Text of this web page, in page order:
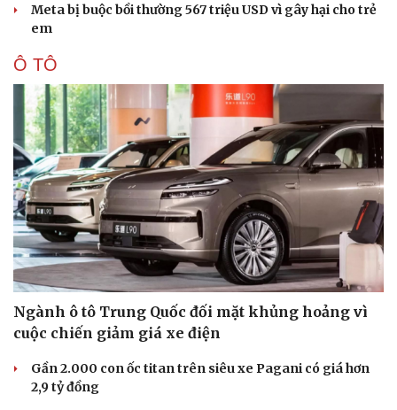
Văn hóa
Sân khấu - Điện ảnh
Văn học
Âm nhạc
Di sản
Giải trí
Nghệ sĩ
Sao Việt
Meta bị buộc bồi thường 567 triệu USD vì gây hại cho trẻ
em
Ô TÔ
Ngành ô tô Trung Quốc đối mặt khủng hoảng vì
cuộc chiến giảm giá xe điện
Gần 2.000 con ốc titan trên siêu xe Pagani có giá hơn
2,9 tỷ đồng